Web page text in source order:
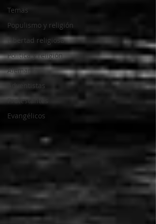
Temas
Populismo y religión
Libertad religiosa
Política y religión
Alemania
Adventistas
Protestantes
Evangélicos